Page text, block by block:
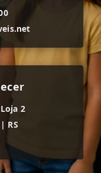
2
| RS